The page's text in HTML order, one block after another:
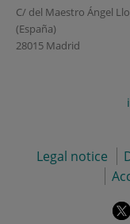
C/ del Maestro Ángel
(España)
28015 Madrid
Legal notice